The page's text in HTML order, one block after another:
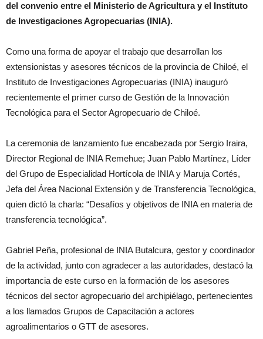
del convenio entre el Ministerio de Agricultura y el Instituto
de Investigaciones Agropecuarias (INIA).
Como una forma de apoyar el trabajo que desarrollan los
extensionistas y asesores técnicos de la provincia de Chiloé, el
Instituto de Investigaciones Agropecuarias (INIA) inauguró
recientemente el primer curso de Gestión de la Innovación
Tecnológica para el Sector Agropecuario de Chiloé.
La ceremonia de lanzamiento fue encabezada por Sergio Iraira,
Director Regional de INIA Remehue; Juan Pablo Martínez, Líder
del Grupo de Especialidad Hortícola de INIA y Maruja Cortés,
Jefa del Área Nacional Extensión y de Transferencia Tecnológica,
quien dictó la charla: “Desafíos y objetivos de INIA en materia de
transferencia tecnológica”.
Gabriel Peña, profesional de INIA Butalcura, gestor y coordinador
de la actividad, junto con agradecer a las autoridades, destacó la
importancia de este curso en la formación de los asesores
técnicos del sector agropecuario del archipiélago, pertenecientes
a los llamados Grupos de Capacitación a actores
agroalimentarios o GTT de asesores.